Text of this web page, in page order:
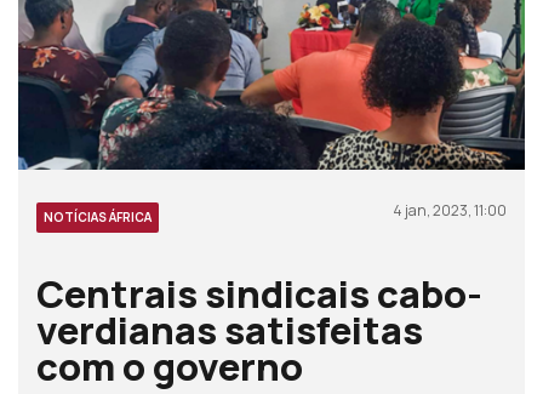
NOTÍCIAS ÁFRICA 4 jan, 2023, 11:00
Centrais sindicais cabo-
verdianas satisfeitas
com o governo